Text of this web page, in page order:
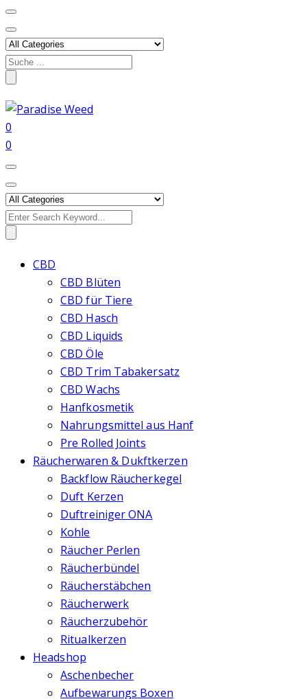
Search
0
0
Search
CBD
CBD Blüten
CBD für Tiere
CBD Hasch
CBD Liquids
CBD Öle
CBD Trim Tabakersatz
CBD Wachs
Hanfkosmetik
Nahrungsmittel aus Hanf
Pre Rolled Joints
Räucherwaren & Dukftkerzen
Backflow Räucherkegel
Duft Kerzen
Duftreiniger ONA
Kohle
Räucher Perlen
Räucherbündel
Räucherstäbchen
Räucherwerk
Räucherzubehör
Ritualkerzen
Headshop
Aschenbecher
Aufbewarungs Boxen